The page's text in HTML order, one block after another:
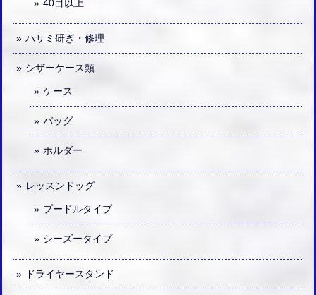
40目以上
ハサミ研ぎ・修理
シザーケース類
ケース
バッグ
ホルダー
レッスンドッグ
プードルタイプ
シーズータイプ
ドライヤースタンド